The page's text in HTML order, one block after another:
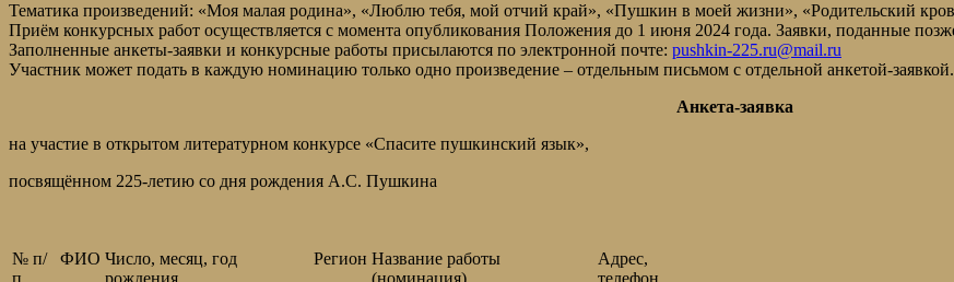
Тематика произведений: «Моя малая родина», «Люблю тебя, мой отчий край», «Пушкин в моей жизни», «Родительский
Приём конкурсных работ осуществляется с момента опубликования Положения до 1 июня 2024 года. Заявки, поданные
Заполненные анкеты-заявки и конкурсные работы присылаются по электронной почте: pushkin-225.ru@mail.ru
Участник может подать в каждую номинацию только одно произведение – отдельным письмом с отдельной анкетой-заявкой.
Анкета-заявка
на участие в открытом литературном конкурсе «Спасите пушкинский язык»,
посвящённом 225-летию со дня рождения А.С. Пушкина
№ п/
ФИО Число, месяц, год
Регион Название работы
Адрес,